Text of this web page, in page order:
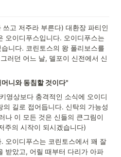
고 저주라 부른다) 대환장 파티인
오이디푸스입니다. 오이디푸스는
니다. 코린토스의 왕 폴리보스를
러던 어느 날, 델포이 신전에서 신
니와 동침할 것이다"
영상보다 충격적인 소식에 오이디
길로 접어듭니다. 신탁의 가능성
나 이 모든 것은 신들의 큰그림이
주의 시작이 되시겠습니다)
오이디푸스는 코린토스에서 꽤 잘
받았고, 어릴 때부터 다리가 아파